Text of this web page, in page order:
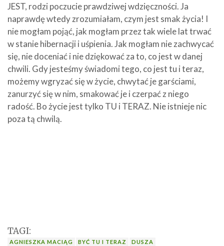
JEST, rodzi poczucie prawdziwej wdzięczności. Ja
naprawdę wtedy zrozumiałam, czym jest smak życia! I
nie mogłam pojąć, jak mogłam przez tak wiele lat trwać
w stanie hibernacji i uśpienia. Jak mogłam nie zachwycać
się, nie doceniać i nie dziękować za to, co jest w danej
chwili. Gdy jesteśmy świadomi tego, co jest tu i teraz,
możemy wgryzać się w życie, chwytać je garściami,
zanurzyć się w nim, smakować je i czerpać z niego
radość. Bo życie jest tylko TU i TERAZ. Nie istnieje nic
poza tą chwilą.
TAGI:
AGNIESZKA MACIĄG BYĆ TU I TERAZ
DUSZA